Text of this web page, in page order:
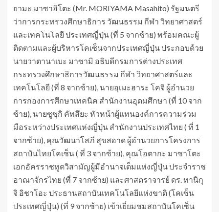
ยามะ มาซาฮิโตะ (Mr. MORIYAMA Masahito) รัฐมนตรี
ว่าการกระทรวงศึกษาธิการ วัฒนธรรม กีฬา วิทยาศาสตร์
และเทคโนโลยี ประเทศญี่ปุ่น (ที่ 5 จากซ้าย) พร้อมคณะผู้
ติดตามและผู้บริหารโคเซ็นจากประเทศญี่ปุ่น ประกอบด้วย
นายวาตานาเบะ มาซามิ อธิบดีกรมการต่างประเทศ
กระทรวงศึกษาธิการวัฒนธรรม กีฬา วิทยาศาสตร์และ
เทคโนโลยี (ที่ 8 จากซ้าย), นายอุเมะฮาระ โคจิ ผู้อำนวย
การกองการศึกษาเทคนิค สำนักงานอุดมศึกษา (ที่ 10 จาก
ซ้าย), นายซูซุกิ คัทสึยะ หัวหน้าผู้แทนองค์การความร่วม
มือระหว่างประเทศแห่งญี่ปุ่น สำนักงานประเทศไทย ( ที่ 1
จากซ้าย), คุณวัฒนาโสภี สุขสอาด ผู้อำนวยการโครงการ
สถาบันไทยโคเซ็น ( ที่ 3 จากซ้าย), คุณโอตากะ มาซาโตะ
เอกอัครราชทูตวิสามัญผู้มีอำนาจเต็มแห่งญี่ปุ่น ประจำราช
อาณาจักรไทย (ที่ 7 จากซ้าย) และศาสตราจารย์ ดร. ทานิกุ
จิ อิชาโอะ ประธานสถาบันเทคโนโลยีแห่งขาติ (โคเซ็น
ประเทศญี่ปุ่น) (ที่ 9 จากซ้าย) เข้าเยี่ยมชมสถาบันโคเซ็น